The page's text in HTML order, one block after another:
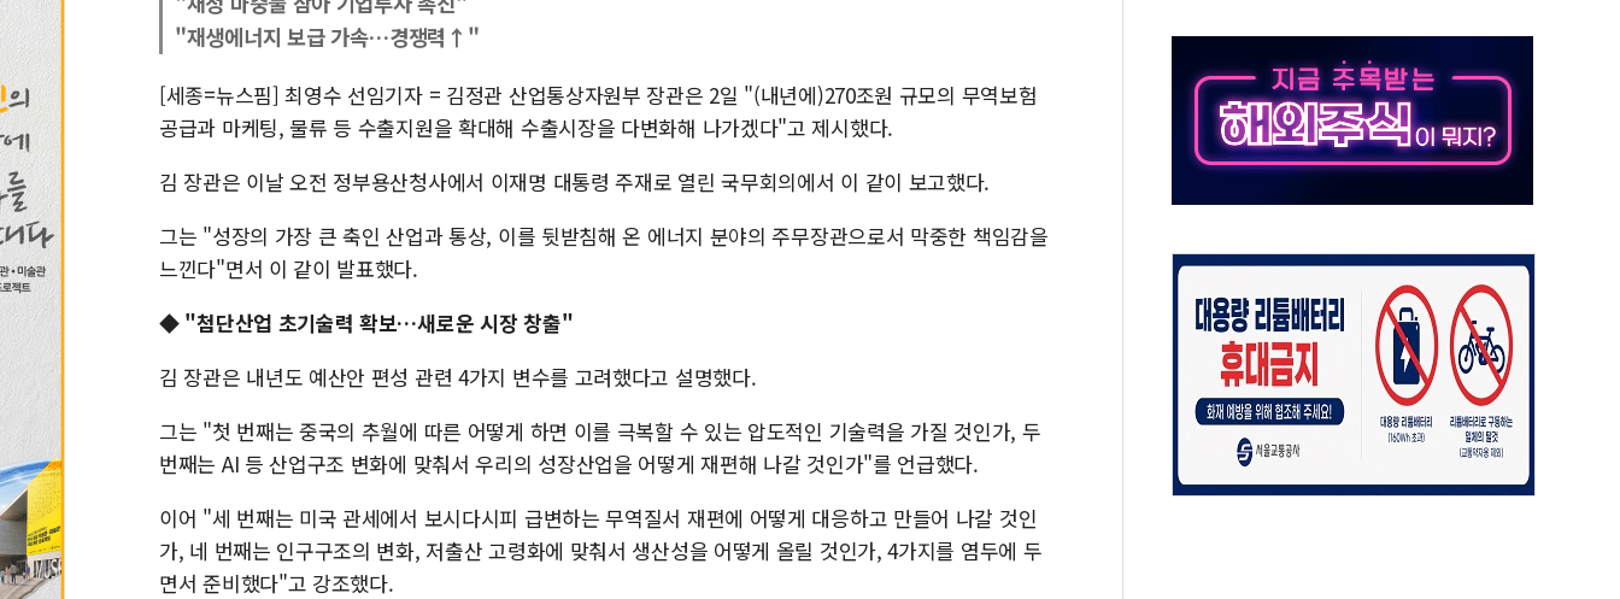
추미애, '위안부' 피해자 기림의 날 참석..."국제적 시민 연대로 목소리 내야"
인천 선재도 갯벌서 해루질 중 실종 60대 나흘만에 숨진 채 발견
인천서 말다툼 중 어머니 흉기 살해 10대 아들 체포
'화합' 꺼낸 김민석에 '뻔뻔' 받아친 정청래…제주 연설서 신경전 고조
"재생에너지 보급 가속…경쟁력↑"
[세종=뉴스핌] 최영수 선임기자 = 김정관 산업통상자원부 장관은 2일 "(내년에)270조원 규모의 무역보험
공급과 마케팅, 물류 등 수출지원을 확대해 수출시장을 다변화해 나가겠다"고 제시했다.
김 장관은 이날 오전 정부용산청사에서 이재명 대통령 주재로 열린 국무회의에서 이 같이 보고했다.
그는 "성장의 가장 큰 축인 산업과 통상, 이를 뒷받침해 온 에너지 분야의 주무장관으로서 막중한 책임감을
느낀다"면서 이 같이 발표했다.
◆ "첨단산업 초기술력 확보…새로운 시장 창출"
김 장관은 내년도 예산안 편성 관련 4가지 변수를 고려했다고 설명했다.
그는 "첫 번째는 중국의 추월에 따른 어떻게 하면 이를 극복할 수 있는 압도적인 기술력을 가질 것인가, 두
번째는 AI 등 산업구조 변화에 맞춰서 우리의 성장산업을 어떻게 재편해 나갈 것인가"를 언급했다.
이어 "세 번째는 미국 관세에서 보시다시피 급변하는 무역질서 재편에 어떻게 대응하고 만들어 나갈 것인
가, 네 번째는 인구구조의 변화, 저출산 고령화에 맞춰서 생산성을 어떻게 올릴 것인가, 4가지를 염두에 두
면서 준비했다"고 강조했다.